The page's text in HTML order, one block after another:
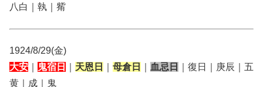
八白｜執｜觜
1924/8/29(金)
大安
鬼宿日 天恩日 母倉日 血忌日
｜復日｜庚辰｜五
黄｜成｜鬼